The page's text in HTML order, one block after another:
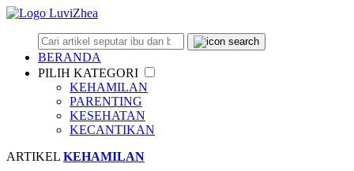
BERANDA
PILIH KATEGORI
KEHAMILAN
PARENTING
KESEHATAN
KECANTIKAN
ARTIKEL KEHAMILAN